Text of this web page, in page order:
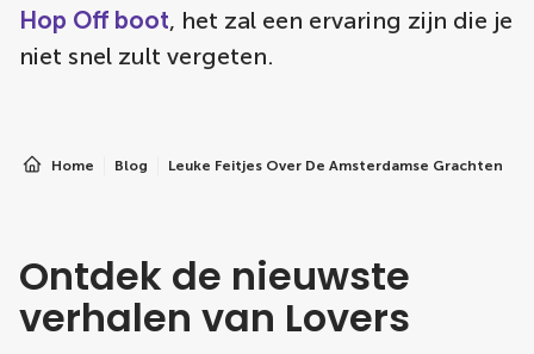
Hop Off boot, het zal een ervaring zijn die je
niet snel zult vergeten.
Home Blog Leuke Feitjes Over De Amsterdamse Grachten
Ontdek de nieuwste
verhalen van Lovers